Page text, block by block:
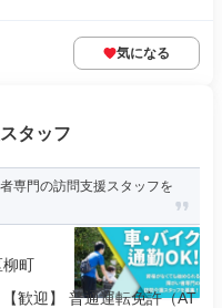
気になる
タッフ
専門の訪問支援スタッフを
町
歓迎】 普通運転免許（AT